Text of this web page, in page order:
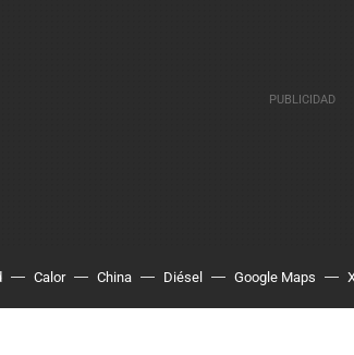
Calor China Diésel Google Maps